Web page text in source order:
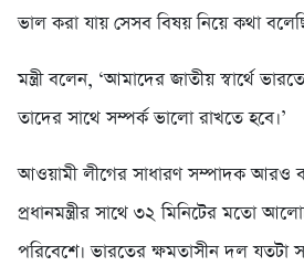
ভাল করা যায় সেসব বিষয় নিয়ে কথা
মন্ত্রী বলেন, ‘আমাদের জাতীয় স্বার্থে
তাদের সাথে সম্পর্ক ভালো রাখতে হবে।’
আওয়ামী লীগের সাধারণ সম্পাদক আরও
প্রধানমন্ত্রীর সাথে ৩২ মিনিটের মতো
পরিবেশে। ভারতের ক্ষমতাসীন দল যতটা